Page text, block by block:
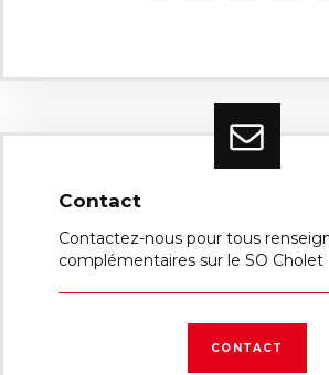
Contact
Contactez-nous pour tous
complémentaires sur le SO Cholet
CONTACT